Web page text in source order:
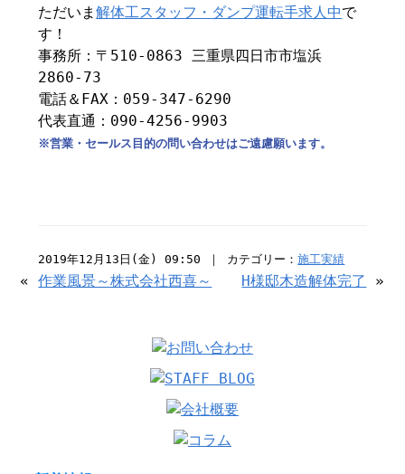
ただいま解体工スタッフ・ダンプ運転手求人中で
す！
事務所：〒510-0863 三重県四日市市塩浜
2860-73
電話＆FAX：059-347-6290
代表直通：090-4256-9903
※営業・セールス目的の問い合わせはご遠慮願います。
2019年12月13日(金) 09:50 ｜ カテゴリー：施工実績
«作業風景～株式会社西喜～ H様邸木造解体完了 »